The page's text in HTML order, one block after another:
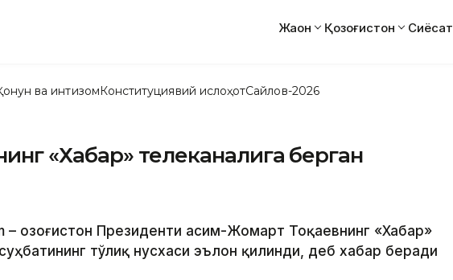
Жаҳон Қозоғистон Сиёсат
ва интизомКонституциявий ислоҳотСайлов-2026
«Хабар» телеканалига берган
– Қозоғистон Президенти Қасим-Жомарт Тоқаевнинг «Хабар»
тўлиқ нусхаси эълон қилинди, деб хабар беради